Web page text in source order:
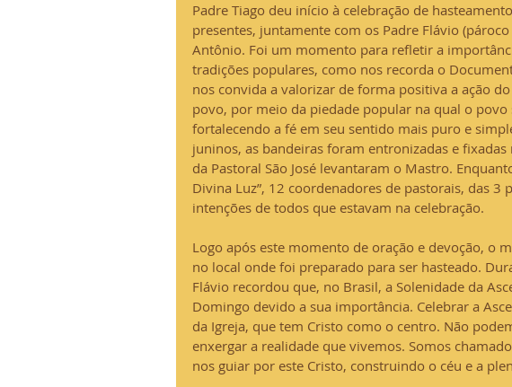
Padre Tiago deu início à celebração de
presentes, juntamente com os Padre Flávio
Antônio. Foi um momento para refletir a
tradições populares, como nos recorda o
nos convida a valorizar de forma positiva a ação
povo, por meio da piedade popular na qual o povo
fortalecendo a fé em seu sentido mais puro e
juninos, as bandeiras foram entronizadas e
da Pastoral São José levantaram o Mastro.
Divina Luz”, 12 coordenadores de pastorais, das 3
intenções de todos que estavam na celebração.
Logo após este momento de oração e devoção, o
no local onde foi preparado para ser hasteado.
Flávio recordou que, no Brasil, a Solenidade da
Domingo devido a sua importância. Celebrar a
da Igreja, que tem Cristo como o centro. Não
enxergar a realidade que vivemos. Somos
nos guiar por este Cristo, construindo o céu e a